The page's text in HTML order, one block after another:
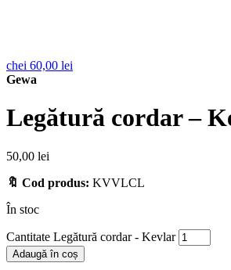
chei 60,00 lei
Gewa
Legătură cordar –
50,00 lei
🔖 Cod produs: KVVLCL
În stoc
Cantitate Legătură cordar - Kevlar
Adaugă în coș